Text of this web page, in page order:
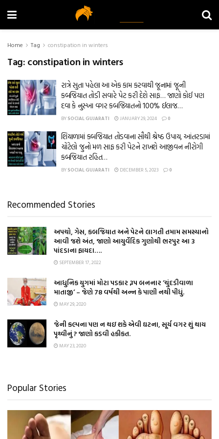
Home Tag constipation in winters
Tag: constipation in winters
રાત્રે સુતા પહેલા આ એક કામ કરવાથી જૂનામાં જૂની
કબજિયાત તોડી સવારે પેટ કરી દેશે સાફ… જાણો કોઈ પણ
દવા કે નુસ્ખા વગર કબજિયાતનો 100% ઈલાજ…
BY SOCIAL GUJARATI JANUARY 29, 2024 0
શિયાળામાં કબજિયાત તોડવાના સૌથી શ્રેષ્ઠ ઉપાય, આંતરડામાં
ચોંટેલો જુનો મળ સાફ કરી પેટને રાખશે આજીવન નીરોગી
કબજિયાત રહિત…
BY SOCIAL GUJARATI DECEMBER 5, 2023 0
Recommended Stories
અપચો, ગેસ, કબજિયાત અને પેટને લાગતી તમામ સમસ્યાનો
આવી જશે અંત, જાણો આયુર્વેદિક ગુણોથી ભરપુર આ 3
પાંદડાના ફાયદા….
SEPTEMBER 17, 2022
આધુનિક યુગમાં મોટા પડકાર રૂપ બનનાર ‘ચુંદડીવાળા
માતાજી’ – જેણે 78 વર્ષથી અન્ન કે પાણી નથી પીધું.
MAY 29, 2020
જેની કલ્પના પણ ન થઇ શકે એવી ઘટના, સૂર્ય વગર શું થાય
પૃથ્વીનું ? જાણો કડવી હકીકત.
MAY 23, 2020
Popular Stories